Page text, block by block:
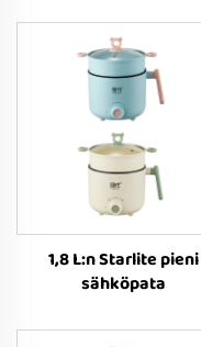
1,8 L:n Starlite pieni
sähköpata